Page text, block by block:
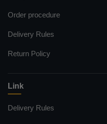
Order procedure
Delivery Rules
Return Policy
Link
Delivery Rules